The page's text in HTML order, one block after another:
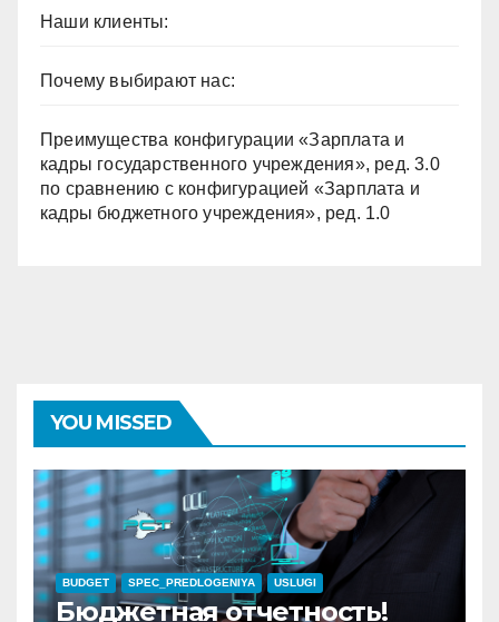
Наши клиенты:
Почему выбирают нас:
Преимущества конфигурации «Зарплата и
кадры государственного учреждения», ред. 3.0
по сравнению с конфигурацией «Зарплата и
кадры бюджетного учреждения», ред. 1.0
YOU MISSED
BUDGET SPEC_PREDLOGENIYA USLUGI
Бюджетная отчетность!